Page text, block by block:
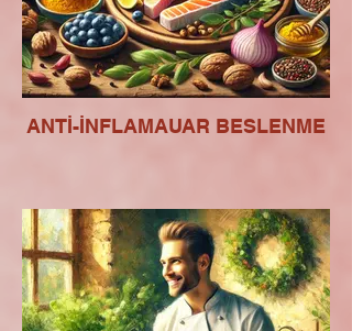
ANTİ-İNFLAMAUAR BESLENME